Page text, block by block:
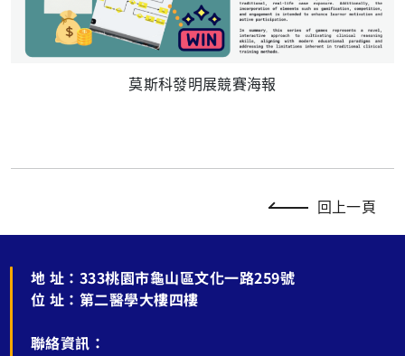
莫斯科發明展競賽海報
回上一頁
地 址： 333桃園市龜山區文化一路259號
位 址： 第二醫學大樓四樓
聯絡資訊：